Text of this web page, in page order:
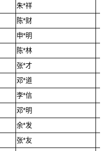
朱*祥
陈*财
申*明
陈*林
张*才
邓*道
李*信
邓*明
余*发
张*友